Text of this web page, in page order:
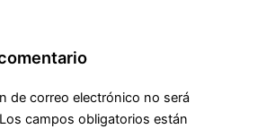
de correo electrónico no será
Los campos obligatorios están